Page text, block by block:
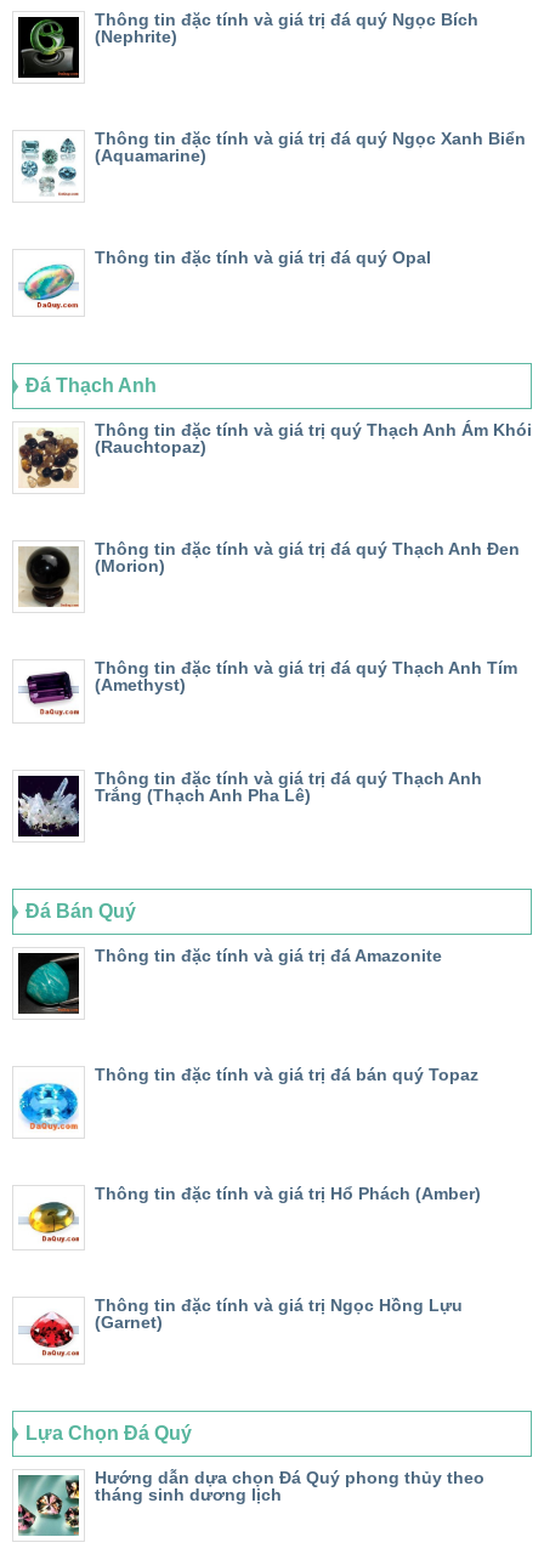
Thông tin đặc tính và giá trị đá quý Ngọc Bích
(Nephrite)
Thông tin đặc tính và giá trị đá quý Ngọc Xanh Biển
(Aquamarine)
Thông tin đặc tính và giá trị đá quý Opal
Đá Thạch Anh
Thông tin đặc tính và giá trị quý Thạch Anh Ám Khói
(Rauchtopaz)
Thông tin đặc tính và giá trị đá quý Thạch Anh Đen
(Morion)
Thông tin đặc tính và giá trị đá quý Thạch Anh Tím
(Amethyst)
Thông tin đặc tính và giá trị đá quý Thạch Anh
Trắng (Thạch Anh Pha Lê)
Đá Bán Quý
Thông tin đặc tính và giá trị đá Amazonite
Thông tin đặc tính và giá trị đá bán quý Topaz
Thông tin đặc tính và giá trị Hổ Phách (Amber)
Thông tin đặc tính và giá trị Ngọc Hồng Lựu
(Garnet)
Lựa Chọn Đá Quý
Hướng dẫn dựa chọn Đá Quý phong thủy theo
tháng sinh dương lịch